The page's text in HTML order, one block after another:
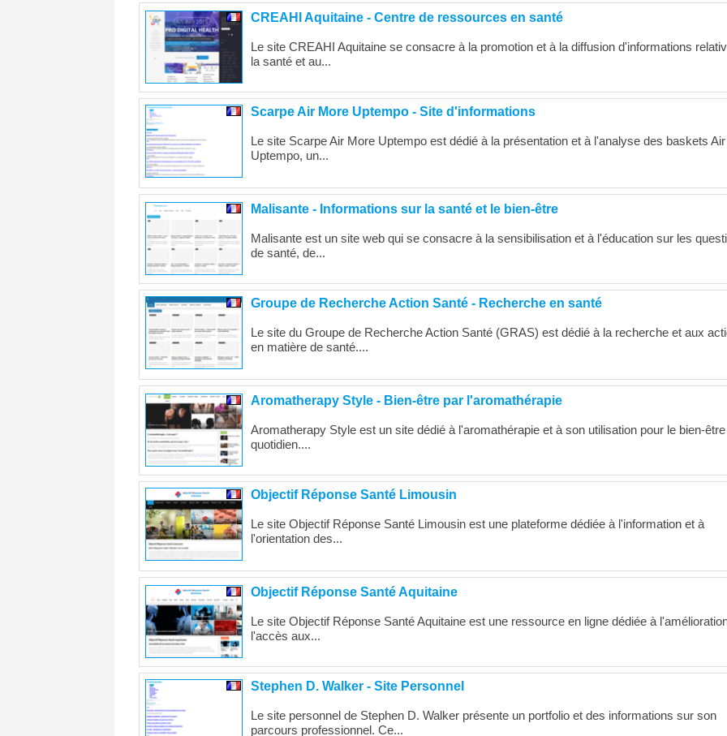
CREAHI Aquitaine - Centre de ressources en santé
Le site CREAHI Aquitaine se consacre à la promotion et à la diffusion d'informations
la santé et au...
Scarpe Air More Uptempo - Site d'informations
Le site Scarpe Air More Uptempo est dédié à la présentation et à l'analyse des baskets
Uptempo, un...
Malisante - Informations sur la santé et le bien-être
Malisante est un site web qui se consacre à la sensibilisation et à l'éducation sur les
de santé, de...
Groupe de Recherche Action Santé - Recherche en santé
Le site du Groupe de Recherche Action Santé (GRAS) est dédié à la recherche et aux
en matière de santé....
Aromatherapy Style - Bien-être par l'aromathérapie
Aromatherapy Style est un site dédié à l'aromathérapie et à son utilisation pour le bien-
quotidien....
Objectif Réponse Santé Limousin
Le site Objectif Réponse Santé Limousin est une plateforme dédiée à l'information et à
l'orientation des...
Objectif Réponse Santé Aquitaine
Le site Objectif Réponse Santé Aquitaine est une ressource en ligne dédiée à
l'accès aux...
Stephen D. Walker - Site Personnel
Le site personnel de Stephen D. Walker présente un portfolio et des informations sur son
parcours professionnel. Ce...